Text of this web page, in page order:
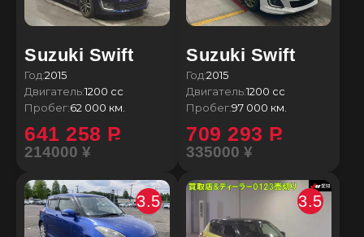
Suzuki Swift
Год:2015
Двигатель:1200 сс
Пробег:62 000 км.
641 258 P
214000 ¥
Suzuki Swift
Год:2015
Двигатель:1200 сс
Пробег:97 000 км.
709 293 P
335000 ¥
3.5 3.5